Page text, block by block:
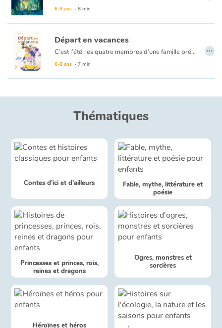
Documentaires
En famille
À l'école
Fêtes et évènements
Amour et amitié
Émotions et sentiments
Formats et illustrations
Catalogue anglais
Contraste +
En inversant les rôles – le chaton mignon veut ramener l’enfant chez lui – Maylis Daufresne accompagne les enfants dans la découverte d’une nuit sans peurs et enchantée par le plaisir de dévoiler les secrets de la nuit.
À lire à la belle étoile.
6-8 ans - 8 min
Départ en vacances
C’est l’été, les quatre membres d’une famille préparent le voyage pour le prochain départ en vacances. Le débat est lancé. Quel moyen de transport vont-ils utiliser ?
6-8 ans - 7 min
…
Thématiques
Contes d'ici et d'ailleurs
Fable, mythe, littérature et
poésie
Princesses et princes, rois,
reines et dragons
Ogres, monstres et
sorcières
Héroïnes et héros